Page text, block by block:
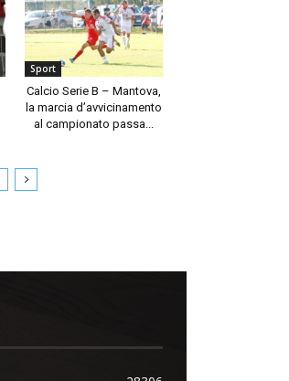
Sport
Calcio Serie B – Mantova,
la marcia d’avvicinamento
al campionato passa...